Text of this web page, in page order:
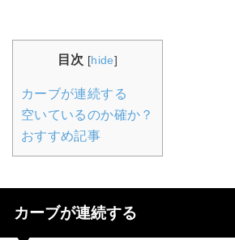
目次 [hide]
カーブが連続する
空いているのか確か？
おすすめ記事
カーブが連続する